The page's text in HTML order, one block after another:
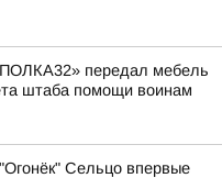
передал мебель
штаба помощи воинам
Сельцо впервые